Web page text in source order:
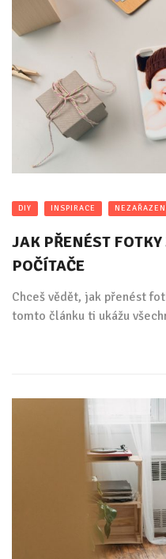
DIY INSPIRACE
JAK PŘENÉST
POČÍTAČE
Chceš vědět, jak přenést
tomto článku ti ukážu